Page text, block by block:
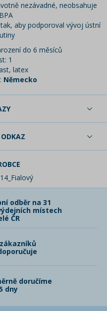
nezávadné, neobsahuje
BPA
aby podporoval vývoj ústní
do 6 měsíců
1
latex
Německo
odběr na 31
místech
ČR
doručíme
dny